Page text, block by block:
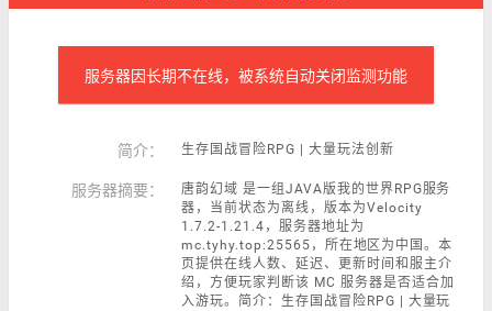
服务器因长期不在线，被系统自动关闭监测功能
简介： 生存国战冒险RPG | 大量玩法创新
服务器摘要：
唐韵幻域 是一组JAVA版我的世界RPG服务
器，当前状态为离线，版本为Velocity
1.7.2-1.21.4，服务器地址为
mc.tyhy.top:25565，所在地区为中国。本
页提供在线人数、延迟、更新时间和服主介
绍，方便玩家判断该 MC 服务器是否适合加
入游玩。简介：生存国战冒险RPG | 大量玩